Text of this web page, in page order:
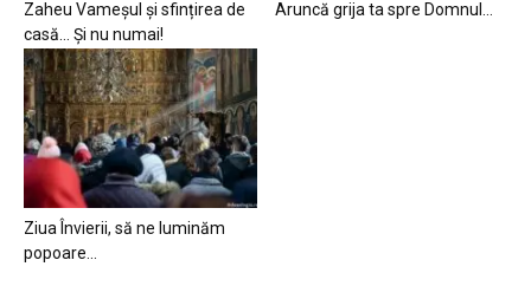
Zaheu Vameșul și sfințirea de
casă… Și nu numai!
Aruncă grija ta spre Domnul…
Ziua Învierii, să ne luminăm
popoare…